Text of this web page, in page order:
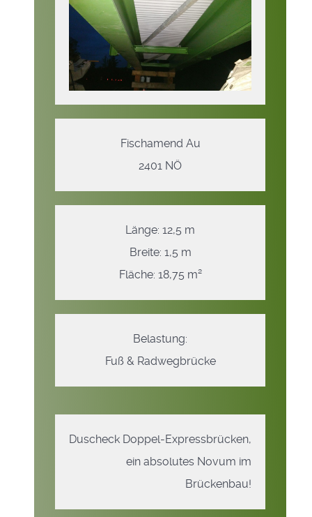
Fischamend Au
2401 NÖ
Länge: 12,5 m
Breite: 1,5 m
Fläche: 18,75 m²
Belastung:
Fuß & Radwegbrücke
Duscheck Doppel-Expressbrücken,
ein absolutes Novum im
Brückenbau!